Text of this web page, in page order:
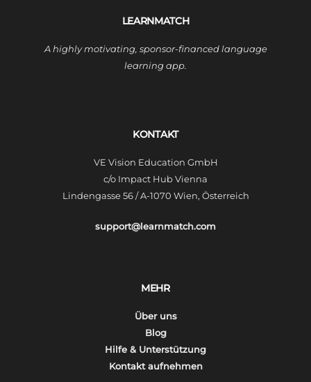
LEARNMATCH
A highly motivating, sponsor-financed language
learning app.
KONTAKT
VE Vision Education GmbH
c/o Impact Hub Vienna
Lindengasse 56 / A-1070 Wien, Österreich
support@learnmatch.com
MEHR
Über uns
Blog
Hilfe & Unterstützung
Kontakt aufnehmen